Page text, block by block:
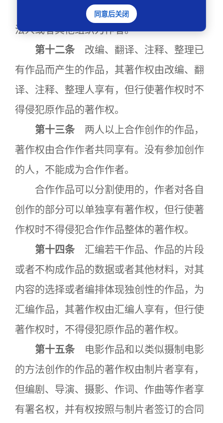
如无相反证明，在作品上署名的公民、
法人或者其他组织为作者。
第十二条 改编、翻译、注释、整理已
有作品而产生的作品，其著作权由改编、翻
译、注释、整理人享有，但行使著作权时不
得侵犯原作品的著作权。
第十三条 两人以上合作创作的作品，
著作权由合作作者共同享有。没有参加创作
的人，不能成为合作作者。
合作作品可以分割使用的，作者对各自
创作的部分可以单独享有著作权，但行使著
作权时不得侵犯合作作品整体的著作权。
第十四条 汇编若干作品、作品的片段
或者不构成作品的数据或者其他材料，对其
内容的选择或者编排体现独创性的作品，为
汇编作品，其著作权由汇编人享有，但行使
著作权时，不得侵犯原作品的著作权。
第十五条 电影作品和以类似摄制电影
的方法创作的作品的著作权由制片者享有，
但编剧、导演、摄影、作词、作曲等作者享
有署名权，并有权按照与制片者签订的合同
同意后关闭